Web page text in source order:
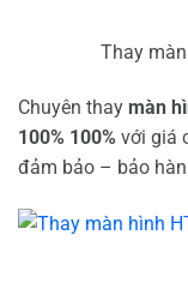
Thay
Chuyên thay màn
100% 100% với giá
đảm bảo – bảo